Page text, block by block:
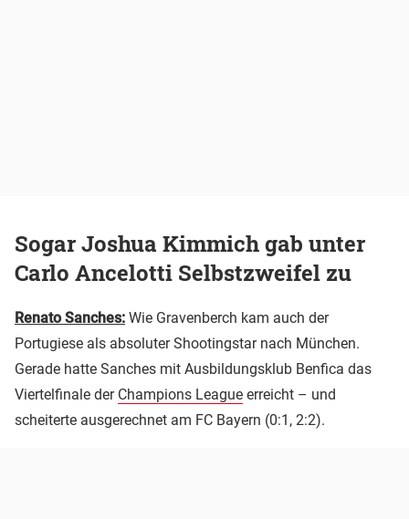
Sogar Joshua Kimmich gab unter
Carlo Ancelotti Selbstzweifel zu
Renato Sanches: Wie Gravenberch kam auch der
Portugiese als absoluter Shootingstar nach München.
Gerade hatte Sanches mit Ausbildungsklub Benfica das
Viertelfinale der Champions League erreicht – und
scheiterte ausgerechnet am FC Bayern (0:1, 2:2).